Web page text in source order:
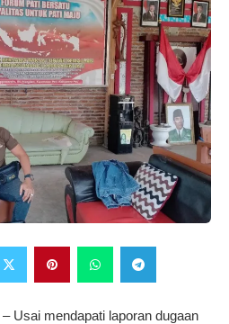
– Usai mendapati laporan dugaan